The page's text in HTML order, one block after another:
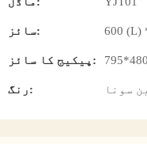
سائز:
پیکیج کا سائز:
رنگ: سونا